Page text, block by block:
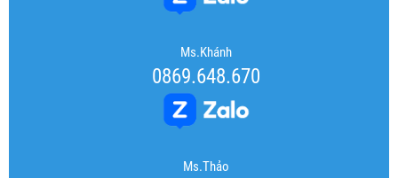
Ms.Khánh
0869.648.670
Ms.Thảo